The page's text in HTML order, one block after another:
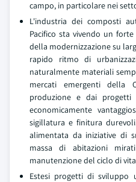
campo, in particolare nei
L'industria dei composti
Pacifico sta vivendo un
della modernizzazione su
rapido ritmo di
naturalmente materiali
mercati emergenti della
produzione e dai
economicamente
sigillatura e finitura
alimentata da iniziative di
massa di abitazioni
manutenzione del ciclo di
Estesi progetti di sviluppo